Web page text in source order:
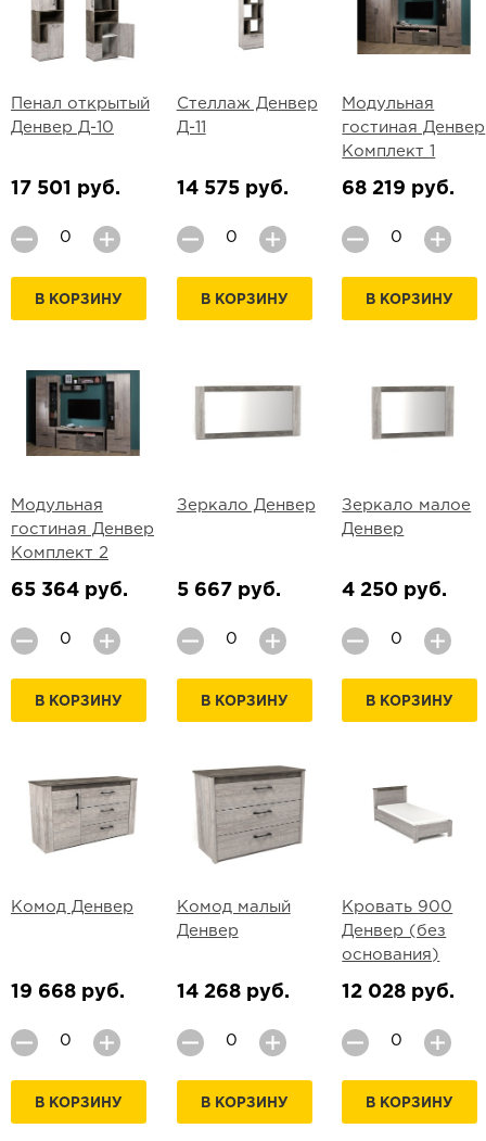
Пенал открытый
Денвер Д-10
17 501 руб.
В КОРЗИНУ
Стеллаж Денвер
Д-11
14 575 руб.
В КОРЗИНУ
Модульная
гостиная Денвер
Комплект 1
68 219 руб.
В КОРЗИНУ
Модульная
гостиная Денвер
Комплект 2
65 364 руб.
В КОРЗИНУ
Зеркало Денвер
5 667 руб.
В КОРЗИНУ
Зеркало малое
Денвер
4 250 руб.
В КОРЗИНУ
Комод Денвер
19 668 руб.
В КОРЗИНУ
Комод малый
Денвер
14 268 руб.
В КОРЗИНУ
Кровать 900
Денвер (без
основания)
12 028 руб.
В КОРЗИНУ